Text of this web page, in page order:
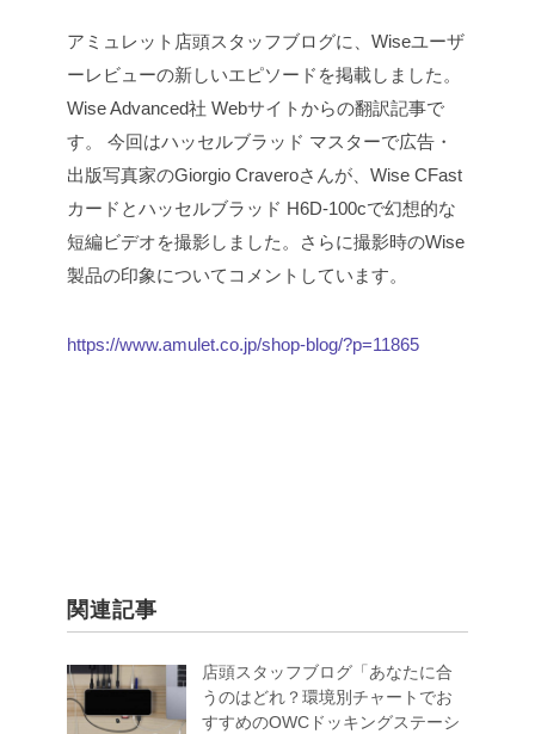
アミュレット店頭スタッフブログに、Wiseユーザ
ーレビューの新しいエピソードを掲載しました。
Wise Advanced社 Webサイトからの翻訳記事で
す。
今回はハッセルブラッド マスターで広告・
出版写真家のGiorgio Craveroさんが、Wise CFast
カードとハッセルブラッド H6D-100cで幻想的な
短編ビデオを撮影しました。さらに撮影時のWise
製品の印象についてコメントしています。
https://www.amulet.co.jp/shop-blog/?p=11865
関連記事
店頭スタッフブログ「あなたに合
うのはどれ？環境別チャートでお
すすめのOWCドッキングステーシ